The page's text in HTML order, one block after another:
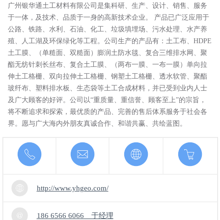
广州银华通土工材料有限公司是集科研、生产、设计、销售、服务
于一体，及技术、品质于一身的高新技术企业。 产品已广泛应用于
公路、铁路、水利、石油、化工、垃圾填埋场、污水处理、水产养
殖、人工湖及环保绿化等工程。公司生产的产品有：土工布、HDPE
土工膜、（单糙面、双糙面）膨润土防水毯、复合三维排水网、聚
酯无纺针刺长丝布、复合土工膜、（两布一膜、一布一膜）单向拉
伸土工格栅、双向拉伸土工格栅、钢塑土工格栅、透水软管、聚酯
玻纤布、塑料排水板、生态袋等土工合成材料，并已受到业内人士
及广大顾客的好评。公司以“重质量、重信誉、顾客至上”的宗旨，
将不断追求和探索，最优质的产品、完善的售后体系服务于社会各
界。愿与广大海内外朋友真诚合作、和谐共赢、共绘蓝图。
http://www.yhgeo.com/
186 6566 6066 于经理